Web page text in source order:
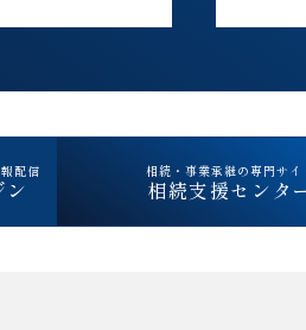
配信 相続・事業承継の専門サイ
相続支援センタ